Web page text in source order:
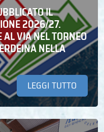
IL
2026/27.
VIA NEL TORNEO
NELLA
LEGGI TUTTO